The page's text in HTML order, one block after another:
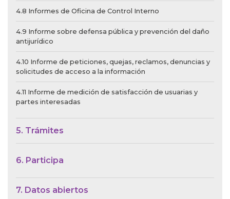
4.8 Informes de Oficina de Control Interno
4.9 Informe sobre defensa pública y prevención del daño
antijurídico
4.10 Informe de peticiones, quejas, reclamos, denuncias y
solicitudes de acceso a la información
4.11 Informe de medición de satisfacción de usuarias y
partes interesadas
5. Trámites
6. Participa
7. Datos abiertos